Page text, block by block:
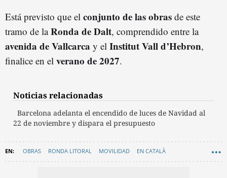
Está previsto que el conjunto de las obras de este
tramo de laRonda de Dalt, comprendido entre la
avenida de Vallcarca y el Institut Vall d’Hebron,
finalice en el verano de 2027.
Noticias relacionadas
Barcelona adelanta el encendido de luces de Navidad al
22 de noviembre y dispara el presupuesto
OBRAS RONDA LITORAL MOVILIDAD EN CATALÀ